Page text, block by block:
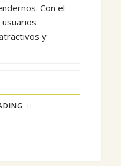
Con el
y